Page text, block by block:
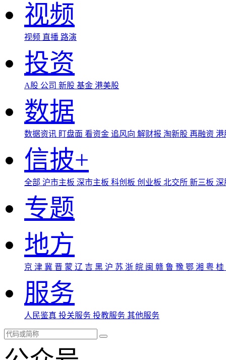
视频
视频 直播 路演
投资
A股 公司 新股 基金 港美股
数据
数据资讯 盯盘面 看资金 追风向 解财报 淘新股 再融资
信披+
全部 沪市主板 深市主板 科创板 创业板 北交所 新三板
专题
地方
京 津 冀 晋 蒙 辽 吉 黑 沪 苏 浙 皖 闽 赣 鲁 豫 鄂 湘 粤 桂
服务
人民鉴真 投关服务 投教服务 其他服务